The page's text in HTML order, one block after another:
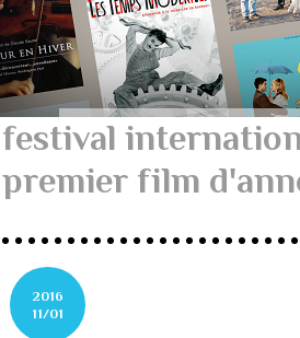
festival
premier film
2016
11/01